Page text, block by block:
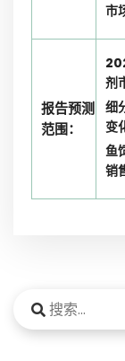
市
报告预测
范围：
剂
细
变
鱼
销